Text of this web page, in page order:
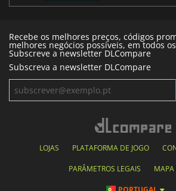
Recebe os melhores preços, códigos
melhores negócios possíveis, em todos
Subscreve a newsletter DLCompare
Subscreva a newsletter DLCompare
LOJAS PLATAFORMA DE JOGO
PARÂMETROS LEGAIS MAPA